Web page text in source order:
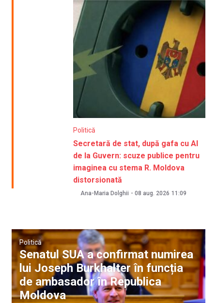
Politică
Secretară de stat, după gafa cu AI
de la Guvern: scuze publice pentru
imaginea cu stema R. Moldova
distorsionată
Ana-Maria Dolghii - 08 aug. 2026 11:09
Politică
Senatul SUA a confirmat numirea
lui Joseph Burkhalter în funcția
de ambasador în Republica
Moldova